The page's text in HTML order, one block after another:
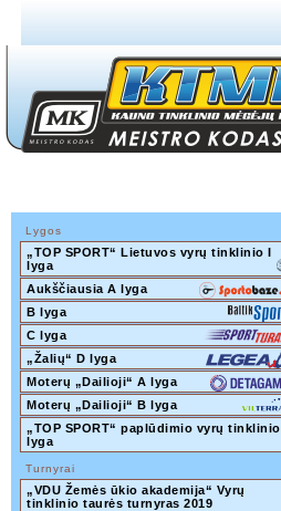
Lygos
„TOP SPORT“ Lietuvos vyrų tinklinio I
lyga
Aukščiausia A lyga
B lyga
C lyga
„Žalių“ D lyga
Moterų „Dailioji“ A lyga
Moterų „Dailioji“ B lyga
„TOP SPORT“ paplūdimio vyrų tinklinio
lyga
Turnyrai
„VDU Žemės ūkio akademija“ Vyrų
tinklinio taurės turnyras 2019